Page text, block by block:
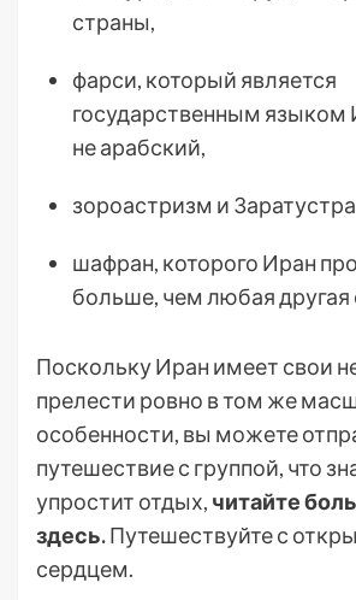
страны,
фарси, который является
государственным языком
не арабский,
зороастризм и Заратустра
шафран, которого Иран
больше, чем любая другая
Поскольку Иран имеет свои
прелести ровно в том же
особенности, вы можете
путешествие с группой, что
упростит отдых, читайте
здесь.Путешествуйте с
сердцем.